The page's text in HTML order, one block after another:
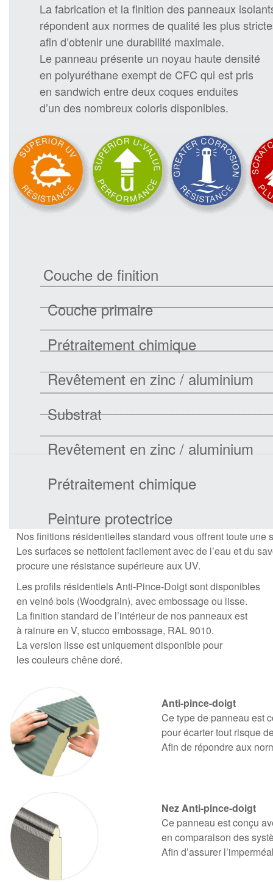
La fabrication et la finition des panneaux
répondent aux normes de qualité les plus
afin d’obtenir une durabilité maximale.
Le panneau présente un noyau haute densité
en polyuréthane exempt de CFC qui est pris
en sandwich entre deux coques enduites
d’un des nombreux coloris disponibles.
Couche de finition
Couche primaire
Prétraitement chimique
Revêtement en zinc / aluminium
Substrat
Revêtement en zinc / aluminium
Prétraitement chimique
Peinture protectrice
Nos finitions résidentielles standard vous offrent toute une
Les surfaces se nettoient facilement avec de l’eau et du
procure une résistance supérieure aux UV.
Les profils résidentiels Anti-Pince-Doigt sont disponibles
en veiné bois (Woodgrain), avec embossage ou lisse.
La finition standard de l’intérieur de nos panneaux est
à rainure en V, stucco embossage, RAL 9010.
La version lisse est uniquement disponible pour
les couleurs chêne doré.
Anti-pince-doigt
Ce type de panneau est
pour écarter tout risque
Afin de répondre aux
Nez Anti-pince-doigt
Ce panneau est conçu
en comparaison des
Afin d’assurer